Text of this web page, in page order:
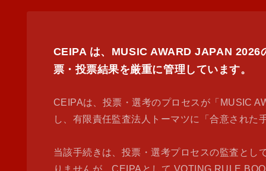
CEIPA は、MUSIC AWARD JAPAN 2026
票・投票結果を厳重に管理しています。
CEIPAは、投票・選考のプロセスが「MUSIC
し、有限責任監査法人トーマツに「合意され
当該手続きは、投票・選考プロセスの監査とし